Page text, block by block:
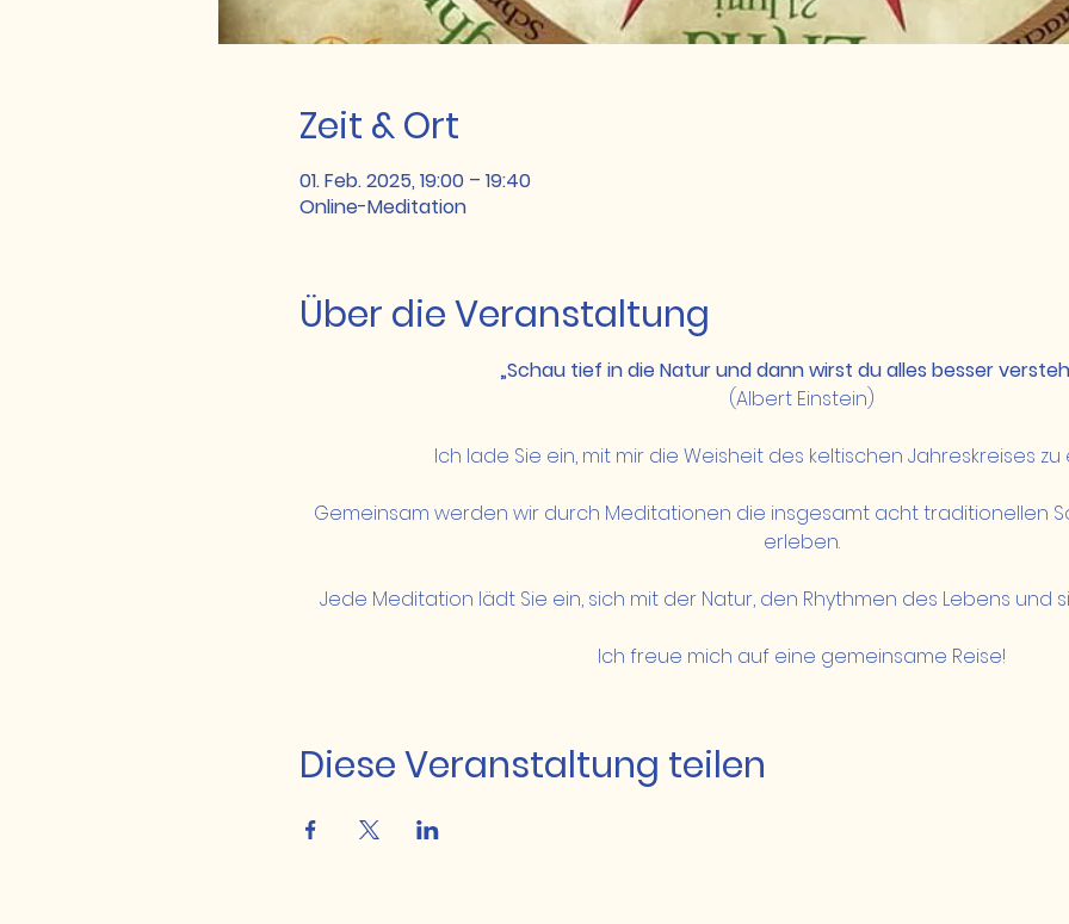
Zeit & Ort
01. Feb. 2025, 19:00 – 19:40
Online-Meditation
Über die Veranstaltung
„Schau tief in die Natur und dann wirst du alles besser
(Albert Einstein)
Ich lade Sie ein, mit mir die Weisheit des keltischen Jahreskreises
Gemeinsam werden wir durch Meditationen die insgesamt acht traditionellen
erleben.
Jede Meditation lädt Sie ein, sich mit der Natur, den Rhythmen des Lebens und
Ich freue mich auf eine gemeinsame Reise!
Diese Veranstaltung teilen